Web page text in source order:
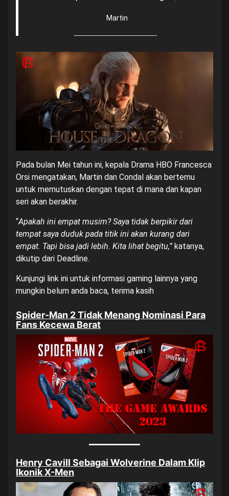
Martin
Pada bulan Mei tahun ini, kepala Drama HBO Francesca
Orsi mengatakan, Martin dan Condal akan bertemu
untuk memutuskan dengan tepat di mana dan kapan
seri akan berakhir.
“Apakah ini empat musim? Saya tidak berpikir dari
tempat saya duduk pada titik ini akan kurang dari
empat. Tapi bisa jadi lebih. Kita lihat begitu,” katanya,
dikutip dari Deadline.
Kunjungi link ini untuk informasi gaming lainnya yang
mungkin belum anda baca, terima kasih
Spider-Man 2 Tidak Menang Nominasi Para
Fans Kecewa Berat
Henry Cavill Sebagai Wolverine Dalam Klip
Ikonik X-Men